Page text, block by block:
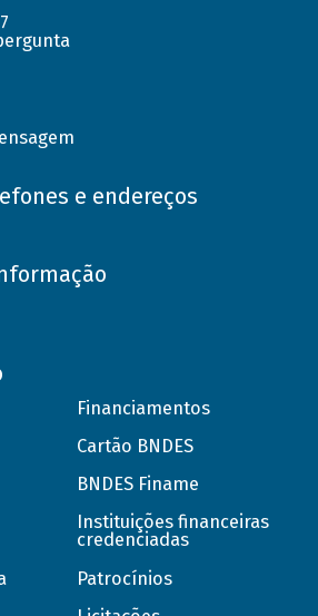
e endereços
Financiamentos
Cartão BNDES
BNDES Finame
Instituições financeiras
credenciadas
Patrocínios